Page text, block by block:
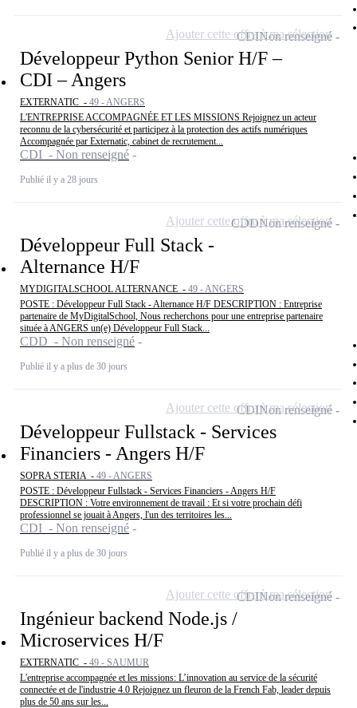
Développeur Python Senior H/F –
CDI – Angers
EXTERNATIC - 49 - ANGERS
L'ENTREPRISE ACCOMPAGNÉE ET LES MISSIONS Rejoignez un acteur
reconnu de la cybersécurité et participez à la protection des actifs numériques
Accompagnée par Externatic, cabinet de recrutement...
CDI - Non renseigné
Publié il y a 28 jours
CDINon renseigné
Ajouter cette offre à ma sélection
Développeur Full Stack -
Alternance H/F
MYDIGITALSCHOOL ALTERNANCE - 49 - ANGERS
POSTE : Développeur Full Stack - Alternance H/F DESCRIPTION : Entreprise
partenaire de MyDigitalSchool, Nous recherchons pour une entreprise partenaire
située à ANGERS un(e) Développeur Full Stack...
CDD - Non renseigné
Publié il y a plus de 30 jours
CDDNon renseigné
Ajouter cette offre à ma sélection
Développeur Fullstack - Services
Financiers - Angers H/F
SOPRA STERIA - 49 - ANGERS
POSTE : Développeur Fullstack - Services Financiers - Angers H/F
DESCRIPTION : Votre environnement de travail : Et si votre prochain défi
professionnel se jouait à Angers, l'un des territoires les...
CDI - Non renseigné
Publié il y a plus de 30 jours
CDINon renseigné
Ajouter cette offre à ma sélection
Ingénieur backend Node.js /
Microservices H/F
EXTERNATIC - 49 - SAUMUR
L'entreprise accompagnée et les missions: L’innovation au service de la sécurité
connectée et de l'industrie 4.0 Rejoignez un fleuron de la French Fab, leader depuis
plus de 50 ans sur les...
CDINon renseigné
Ajouter cette offre à ma sélection